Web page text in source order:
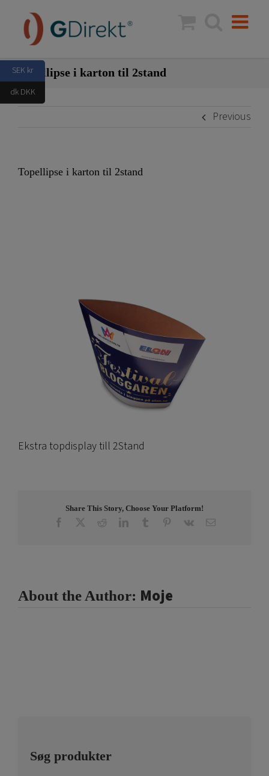
content
Topellipse i karton til 2stand
Previous
Topellipse i karton til 2stand
Ekstra topdisplay till 2Stand
Share This Story, Choose Your Platform!
Facebook RedditLinkedInTumblr Pinterest
Vk Email
About the Author: Moje
Søg produkter
SEK kr
dk DKK